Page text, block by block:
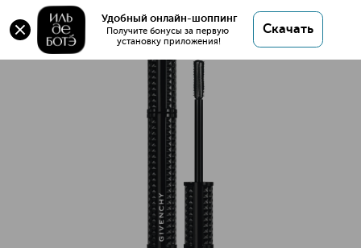
Удобный онлайн-шоппинг
Получите бонусы за первую
установку приложения!
Скачать
Volume Disturbia Объемная тушь для ресниц